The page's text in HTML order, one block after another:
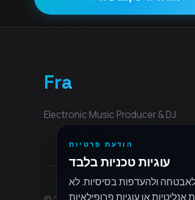
Fra
Electronic Music Producer & DJ
הודעת פרטיות
עוגיות טכניות בלבד
ולהעדפות בסיסיות. לא